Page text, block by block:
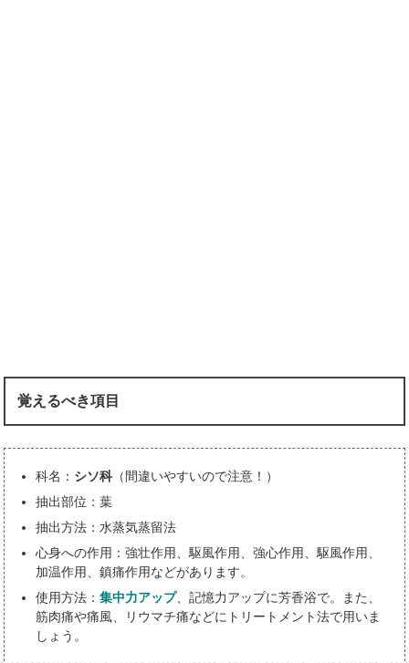
覚えるべき項目
科名： シソ科 （間違いやすいので注意！）
抽出部位：葉
抽出方法：水蒸気蒸留法
心身への作用：強壮作用、駆風作用、強心作用、駆風作用、
加温作用、鎮痛作用などがあります。
使用方法：集中力アップ、記憶力アップに芳香浴で。また、
筋肉痛や痛風、リウマチ痛などにトリートメント法で用いま
しょう。